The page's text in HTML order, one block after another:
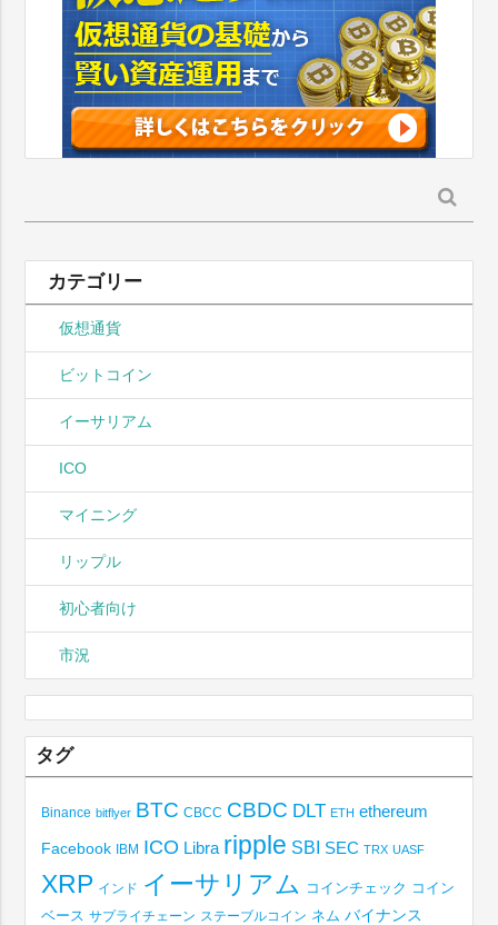
索:
カテゴリー
仮想通貨
ビットコイン
イーサリアム
ICO
マイニング
リップル
初心者向け
市況
タグ
Binance bitflyer BTC CBCC CBDC DLT ETH ethereum
Facebook IBM ICO Libra ripple SBI SEC TRX UASF
XRP インド イーサリアム コインチェック コイン
ベース サプライチェーン ステーブルコイン ネム バイナンス